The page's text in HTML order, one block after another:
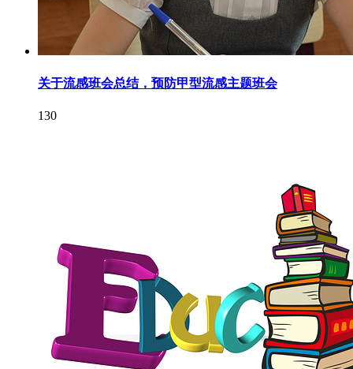
关于流感班会总结，预防甲型流感主题班会
130